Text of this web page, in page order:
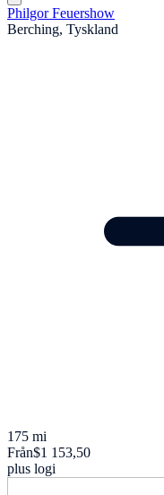
Philgor Feuershow
Berching, Tyskland
175 mi
Från$1 153,50
plus logi